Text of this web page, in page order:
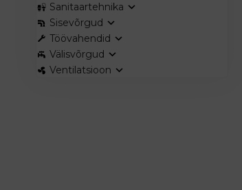
Sanitaartehnika
Sisevõrgud
Töövahendid
Välisvõrgud
Ventilatsioon